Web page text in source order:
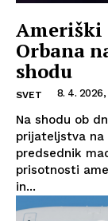
Ameriški
Orbana
shodu
SVET 8. 4. 2026,
Na shodu ob
prijateljstva na
predsednik
prisotnosti
in...